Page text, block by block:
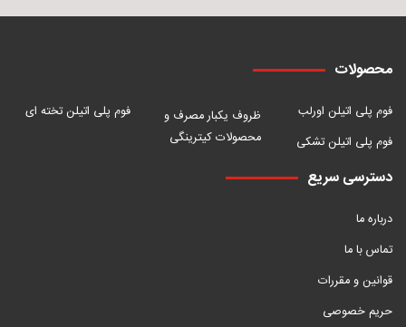
محصولات
فوم پلی اتیلن اورلب
فوم پلی اتیلن تشکی
ظروف یکبار مصرف و
محصولات کیترینگی
فوم پلی اتیلن تخته ای
دسترسی سریع
درباره ما
تماس با ما
قوانین و مقررات
حریم خصوصی